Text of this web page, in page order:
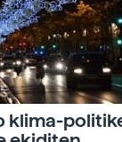
klima-